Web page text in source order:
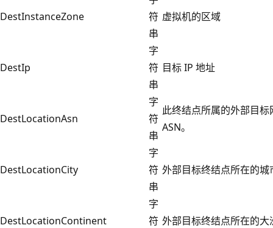
DestInstanceZone
符
串
虚拟机的区域
DestIp
字
符
串
目标 IP 地址
DestLocationAsn
字
符
串
此终结点所属的外部目标
ASN。
DestLocationCity
字
符
串
外部目标终结点所在的城
DestLocationContinent
字
符 外部目标终结点所在的大